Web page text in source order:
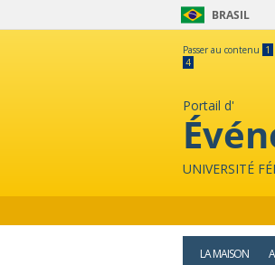
BRASIL
Passer au contenu 1
4
Portail d'
UNIVERSITÉ
LA MAISON